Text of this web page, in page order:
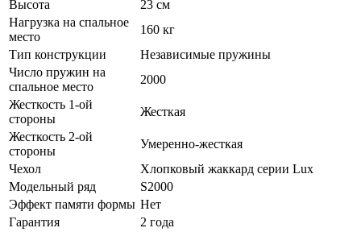
Высота
23 см
Нагрузка на спальное
место
160 кг
Тип конструкции
Независимые пружины
Число пружин на
спальное место
2000
Жесткость 1-ой
стороны
Жесткая
Жесткость 2-ой
стороны
Умеренно-жесткая
Чехол
Хлопковый жаккард серии Lux
Модельный ряд
S2000
Эффект памяти формы Нет
Гарантия
2 года